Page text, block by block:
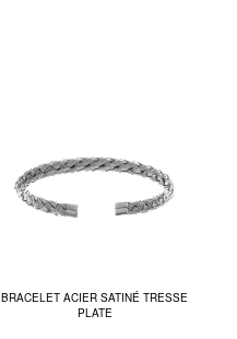
BRACELET ACIER SATINÉ TRESSE
PLATE